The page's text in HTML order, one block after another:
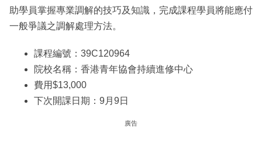
助學員掌握專業調解的技巧及知識，完成課程學員將能應付
一般爭議之調解處理方法。
課程編號：39C120964
院校名稱：香港青年協會持續進修中心
費用$13,000
下次開課日期：9月9日
廣告